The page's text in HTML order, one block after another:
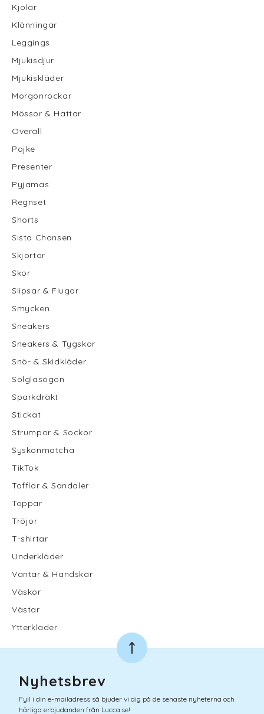
Kjolar
Klänningar
Leggings
Mjukisdjur
Mjukiskläder
Morgonrockar
Mössor & Hattar
Overall
Pojke
Presenter
Pyjamas
Regnset
Shorts
Sista Chansen
Skjortor
Skor
Slipsar & Flugor
Smycken
Sneakers
Sneakers & Tygskor
Snö- & Skidkläder
Solglasögon
Sparkdräkt
Stickat
Strumpor & Sockor
Syskonmatcha
TikTok
Tofflor & Sandaler
Toppar
Tröjor
T-shirtar
Underkläder
Vantar & Handskar
Väskor
Västar
Ytterkläder
Nyhetsbrev
Fyll i din e-mailadress så bjuder vi dig på de senaste nyheterna och
härliga erbjudanden från Lucca.se!